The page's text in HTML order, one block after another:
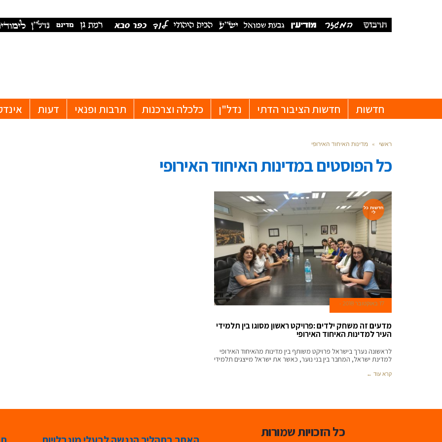
חדשות חדשות הציבור הדתי נדל"ן כלכלה וצרכנות תרבות ופנאי דעות
ראשי » מדינות האיחוד האירופי
כל הפוסטים במדינות האיחוד האירופי
חדשות כל
לי
17 באוקטובר 2018
מדעים זה משחק ילדים :פרויקט ראשון מסוגו בין תלמידי
העיר למדינות האיחוד האירופי
לראשונה נערך בישראל פרויקט משותף בין מדינות מהאיחוד האירופי
למדינת ישראל, המחבר בין בני נוער, כאשר את ישראל מייצגים תלמידי
קרא עוד ←
כל הזכויות שמורות